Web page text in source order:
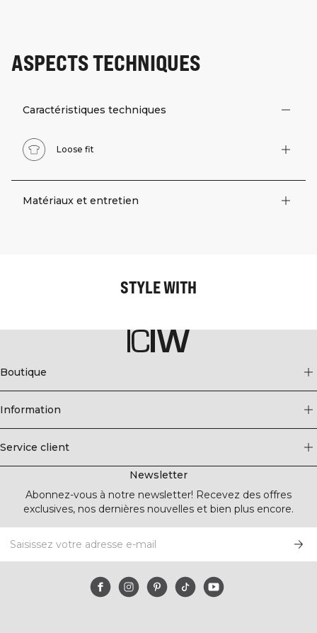
ASPECTS TECHNIQUES
Caractéristiques techniques
Loose fit
Matériaux et entretien
STYLE WITH
Boutique
Information
Service client
Newsletter
Abonnez-vous à notre newsletter! Recevez des offres
exclusives, nos dernières nouvelles et bien plus encore.